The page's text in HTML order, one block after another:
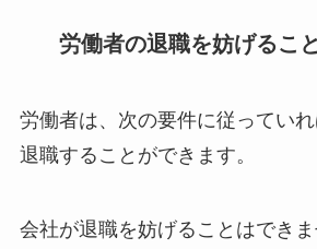
労働者の退職を妨げるこ
労働者は、次の要件に従ってい
退職することができます。
会社が退職を妨げることはできま